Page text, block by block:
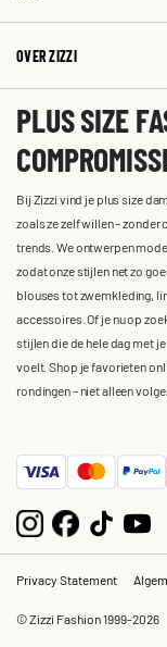
OVER ZIZZI
PLUS SIZE
Bij Zizzi vind je plus size
zoals ze zelf willen –
trends. We ontwerpen
zodat onze stijlen net zo
blouses tot zwemkleding,
accessoires. Of je nu op
stijlen die de hele dag met
voelt. Shop je favorieten
rondingen – niet alleen
Privacy Statement
© Zizzi Fashion 1999-2026